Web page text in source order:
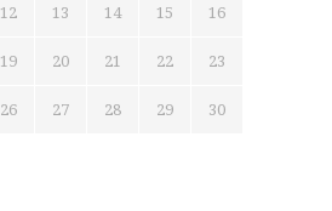
12 13 14 15 16
19 20 21 22 23
26 27 28 29 30